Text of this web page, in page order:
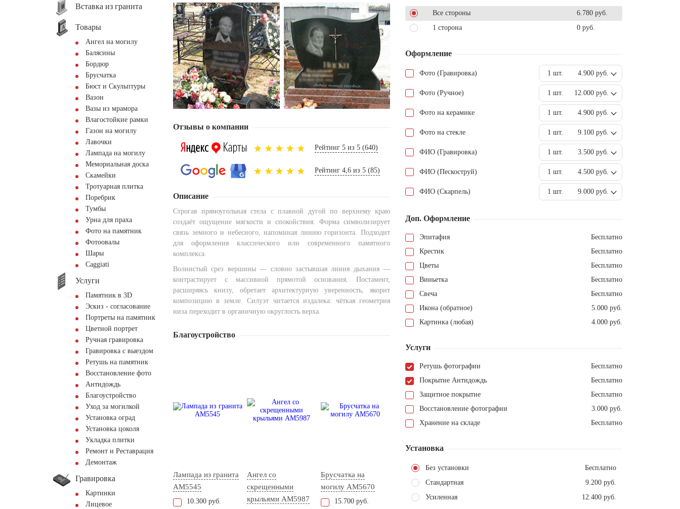
Вставка из гранита
Товары
Ангел на могилу
Балясины
Бордюр
Брусчатка
Бюст и Скульптуры
Вазон
Вазы из мрамора
Влагостойкие рамки
Газон на могилу
Лавочки
Лампада на могилу
Мемориальная доска
Скамейки
Тротуарная плитка
Поребрик
Тумбы
Урна для праха
Фото на памятник
Фотоовалы
Шары
Сaggiati
Услуги
Памятник в 3D
Эскиз - согласование
Портреты на памятник
Цветной портрет
Ручная гравировка
Гравировка с выездом
Ретушь на памятник
Восстановление фото
Антидождь
Благоустройство
Уход за могилкой
Установка оград
Установка цоколя
Укладка плитки
Ремонт и Реставрация
Демонтаж
Гравировка
Картинки
Лицевое
Отзывы о компании
Рейтинг 5 из 5 (640)
Рейтинг 4,6 из 5 (85)
Описание
Строгая прямоугольная стела с плавной дугой по верхнему краю
создаёт ощущение мягкости и спокойствия. Форма символизирует
связь земного и небесного, напоминая линию горизонта. Подходит
для оформления классического или современного памятного
комплекса.
Волнистый срез вершины — словно застывшая линия дыхания —
контрастирует с массивной прямотой основания. Постамент,
расширяясь книзу, обретает архитектурную уверенность, якорит
композицию в земле. Силуэт читается издалека: чёткая геометрия
низа переходит в органичную округлость верха.
Благоустройство
Лампада из гранита
AM5545
10.300 руб.
Ангел со
скрещенными
крыльями AM5987
Брусчатка на
могилу AM5670
15.700 руб.
Все стороны
6.780 руб.
1 сторона
0 руб.
Оформление
Фото (Гравировка) 1 шт. 4.900 руб.
Фото (Ручное) 1 шт. 12.000 руб.
Фото на керамике 1 шт. 4.900 руб.
Фото на стекле 1 шт. 9.100 руб.
ФИО (Гравировка) 1 шт. 3.500 руб.
ФИО (Пескоструй) 1 шт. 4.500 руб.
ФИО (Скарпель) 1 шт. 9.000 руб.
Доп. Оформление
Эпитафия
Бесплатно
Крестик
Бесплатно
Цветы
Бесплатно
Виньетка
Бесплатно
Свеча
Бесплатно
Икона (обратное)
5.000 руб.
Картинка (любая)
4.000 руб.
Услуги
Ретушь фотографии
Бесплатно
Покрытие Антидождь
Бесплатно
Защитное покрытие
Бесплатно
Восстановление фотографии
3.000 руб.
Хранение на складе
Бесплатно
Установка
Без установки
Бесплатно
Стандартная
9.200 руб.
Усиленная
12.400 руб.